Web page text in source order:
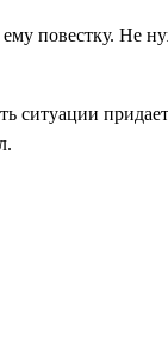
повестку. Не
ситуации